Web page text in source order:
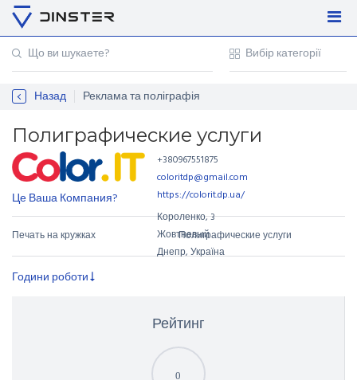
Регістрація
Контакти
Для підприємців
Назад Реклама та поліграфія
Полиграфические услуги
Це Ваша Компания?
Печать на кружках Полиграфические услуги
+380967551875
coloritdp@gmail.com
https://colorit.dp.ua/
Короленко,3
Жовтневый
Днепр, Україна
Години роботи
Рейтинг
0